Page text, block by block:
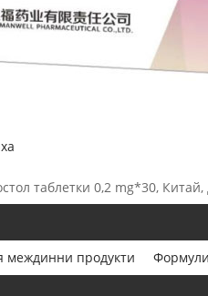
таблетки 0,2 mg*30,
междинни продукти